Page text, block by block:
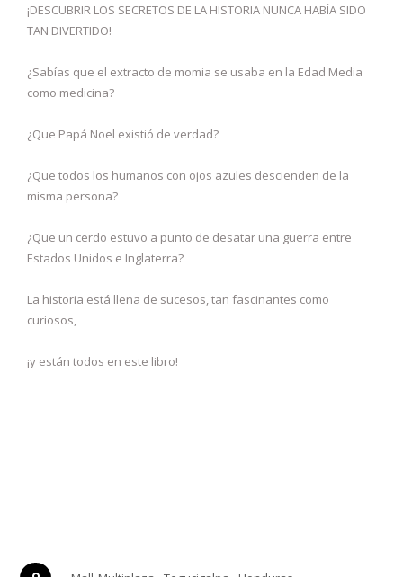
¡DESCUBRIR LOS SECRETOS DE LA HISTORIA NUNCA HABÍA SIDO
TAN DIVERTIDO!
¿Sabías que el extracto de momia se usaba en la Edad Media
como medicina?
¿Que Papá Noel existió de verdad?
¿Que todos los humanos con ojos azules descienden de la
misma persona?
¿Que un cerdo estuvo a punto de desatar una guerra entre
Estados Unidos e Inglaterra?
La historia está llena de sucesos, tan fascinantes como
curiosos,
¡y están todos en este libro!